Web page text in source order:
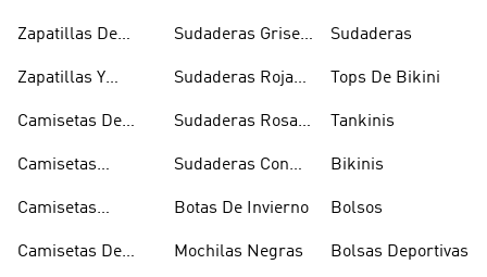
Zapatillas De
Zapatillas Y
Camisetas De
Camisetas
Camisetas
Camisetas De
Sudaderas Grises
Sudaderas Rojas
Sudaderas Rosas
Sudaderas Con
Botas De Invierno
Mochilas Negras
Sudaderas
Tops De Bikini
Tankinis
Bikinis
Bolsos
Bolsas Deportivas